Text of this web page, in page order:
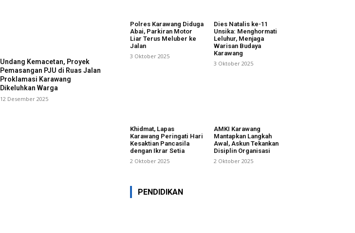
Undang Kemacetan, Proyek
Pemasangan PJU di Ruas Jalan
Proklamasi Karawang
Dikeluhkan Warga
12 Desember 2025
Polres Karawang Diduga
Abai, Parkiran Motor
Liar Terus Meluber ke
Jalan
3 Oktober 2025
Dies Natalis ke-11
Unsika: Menghormati
Leluhur, Menjaga
Warisan Budaya
Karawang
3 Oktober 2025
Khidmat, Lapas
Karawang Peringati Hari
Kesaktian Pancasila
dengan Ikrar Setia
2 Oktober 2025
AMKI Karawang
Mantapkan Langkah
Awal, Askun Tekankan
Disiplin Organisasi
2 Oktober 2025
PENDIDIKAN